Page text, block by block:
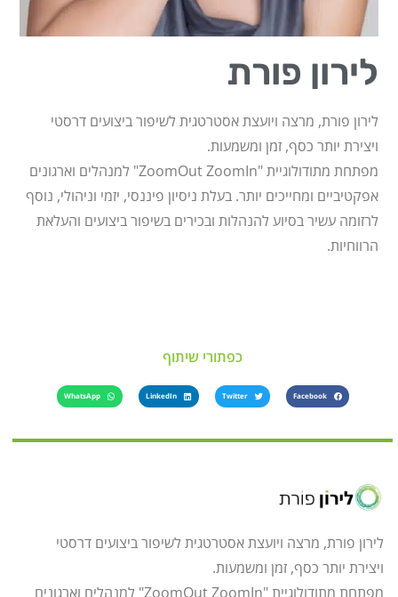
לירון פורת
לירון פורת, מרצה ויועצת אסטרטגית לשיפור ביצועים דרסטי
ויצירת יותר כסף, זמן ומשמעות.
מפתחת מתודולוגיית "ZoomOut ZoomIn" למנהלים וארגונים
אפקטיביים ומחייכים יותר. בעלת ניסיון פיננסי, יזמי וניהולי, נוסף
לרזומה עשיר בסיוע להנהלות ובכירים בשיפור ביצועים והעלאת
הרווחיות.
כפתורי שיתוף
Facebook
Twitter
LinkedIn
WhatsApp
לירון פורת, מרצה ויועצת אסטרטגית לשיפור ביצועים דרסטי
ויצירת יותר כסף, זמן ומשמעות.
מפתחת מתודולוגיית "ZoomOut ZoomIn" למנהלים וארגונים